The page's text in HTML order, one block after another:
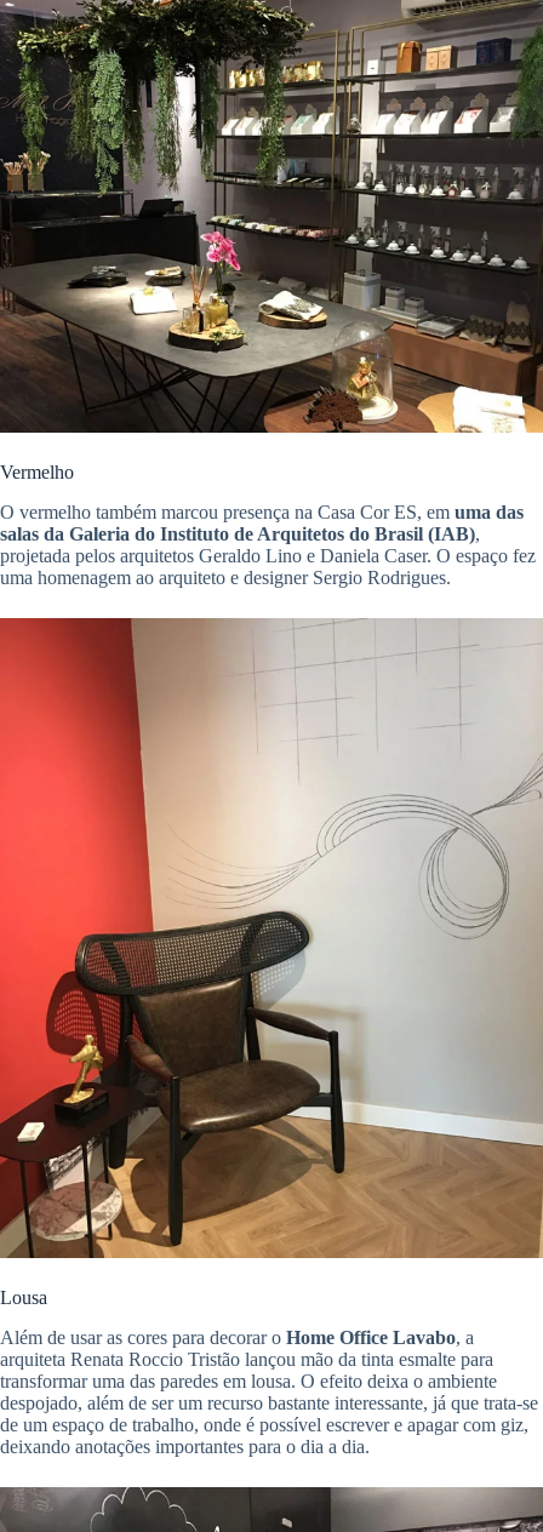
Vermelho
O vermelho também marcou presença na Casa Cor ES, em uma das
salas da Galeria do Instituto de Arquitetos do Brasil (IAB),
projetada pelos arquitetos Geraldo Lino e Daniela Caser. O espaço fez
uma homenagem ao arquiteto e designer Sergio Rodrigues.
Lousa
Além de usar as cores para decorar o Home Office Lavabo, a
arquiteta Renata Roccio Tristão lançou mão da tinta esmalte para
transformar uma das paredes em lousa. O efeito deixa o ambiente
despojado, além de ser um recurso bastante interessante, já que trata-se
de um espaço de trabalho, onde é possível escrever e apagar com giz,
deixando anotações importantes para o dia a dia.